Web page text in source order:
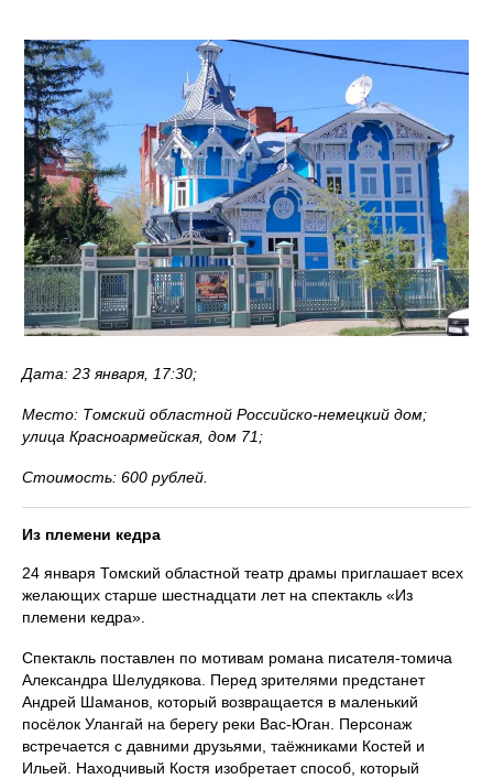
Дата: 23 января, 17:30;
Место: Томский областной Российско-немецкий дом;
улица Красноармейская, дом 71;
Стоимость: 600 рублей.
Из племени кедра
24 января Томский областной театр драмы приглашает всех
желающих старше шестнадцати лет на спектакль «Из
племени кедра».
Спектакль поставлен по мотивам романа писателя-томича
Александра Шелудякова. Перед зрителями предстанет
Андрей Шаманов, который возвращается в маленький
посёлок Улангай на берегу реки Вас-Юган. Персонаж
встречается с давними друзьями, таёжниками Костей и
Ильей. Находчивый Костя изобретает способ, который